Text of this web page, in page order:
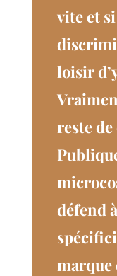
vite et
loisir
reste
défend
marque